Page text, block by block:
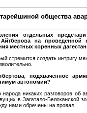
общества
отдельных
Айтберова на
местных коренных
стремится создать интригу
подхваченное
автономии?
никаких разговоров
в Загатало-Белоканской
нами обречены на провал